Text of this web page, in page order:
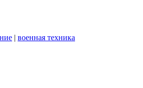
| военная техника